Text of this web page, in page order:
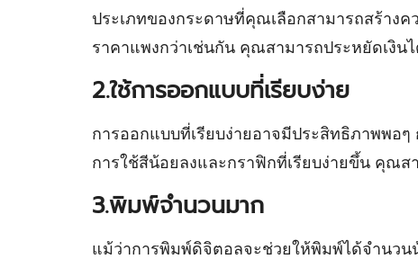
ประเภทของกระดาษที่คุณเลือกสามารถสร้า
ราคาแพงกว่าเช่นกัน คุณสามารถประหยัดเงิ
2.ใช้การออกแบบที่เรียบง่าย
การออกแบบที่เรียบง่ายอาจมีประสิทธิภาพพอ
การใช้สีน้อยลงและกราฟิกที่เรียบง่ายขึ้น คุณ
3.พิมพ์จำนวนมาก
แม้ว่าการพิมพ์ดิจิตอลจะช่วยให้พิมพ์ได้จำนวน